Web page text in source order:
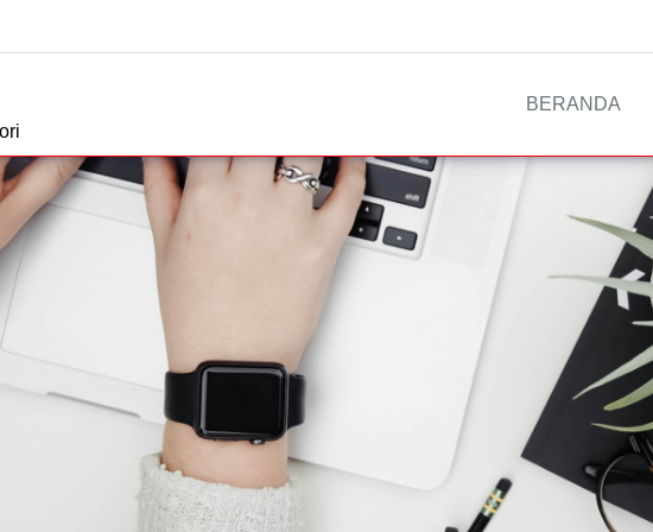
BERANDA